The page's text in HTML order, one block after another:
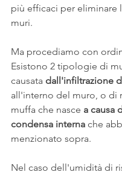
più efficaci per eliminare
muri.
Ma procediamo con
Esistono 2 tipologie di
causata dall'infiltrazione
all'interno del muro, o di
muffa che nasce a causa
condensa interna che
menzionato sopra.
Nel caso dell'umidità di